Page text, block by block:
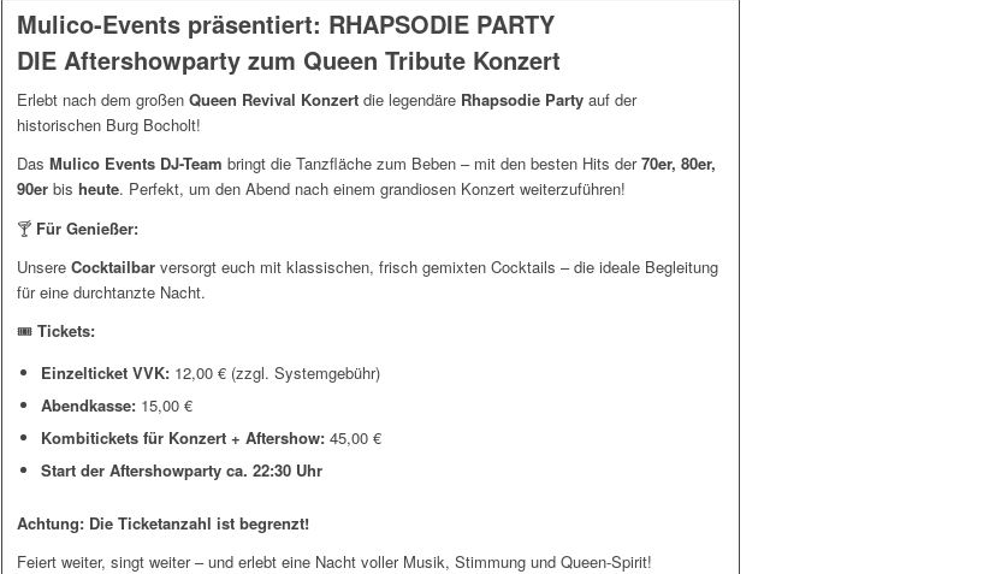
Mulico-Events präsentiert: RHAPSODIE PARTY
DIE Aftershowparty zum Queen Tribute Konzert
Erlebt nach dem großen Queen Revival Konzertdie legendäre Rhapsodie Partyauf der
historischen Burg Bocholt!
Das Mulico Events DJ-Team bringt die Tanzfläche zum Beben – mit den besten Hits der70er, 80er,
90erbis heute. Perfekt, um den Abend nach einem grandiosen Konzert weiterzuführen!
🍸 Für Genießer:
Unsere Cocktailbarversorgt euch mit klassischen, frisch gemixten Cocktails – die ideale Begleitung
für eine durchtanzte Nacht.
🎟️ Tickets:
Einzelticket VVK:12,00 € (zzgl. Systemgebühr)
Abendkasse:15,00 €
Kombitickets für Konzert + Aftershow: 45,00 €
Start der Aftershowparty ca. 22:30 Uhr
Achtung: Die Ticketanzahl ist begrenzt!
Feiert weiter, singt weiter – und erlebt eine Nacht voller Musik, Stimmung und Queen-Spirit!